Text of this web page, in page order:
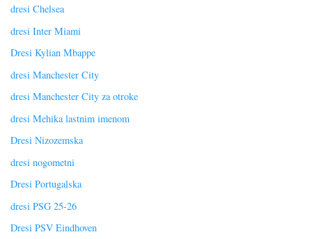
dresi Chelsea
dresi Inter Miami
Dresi Kylian Mbappe
dresi Manchester City
dresi Manchester City za otroke
dresi Mehika lastnim imenom
Dresi Nizozemska
dresi nogometni
Dresi Portugalska
dresi PSG 25-26
Dresi PSV Eindhoven